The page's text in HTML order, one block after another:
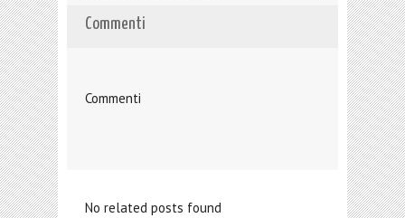
Commenti
Commenti
No related posts found